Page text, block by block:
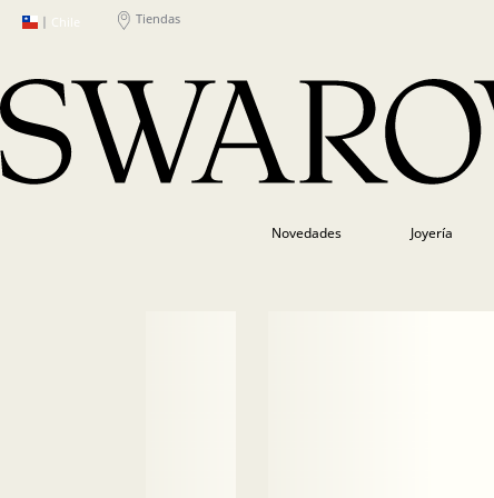
| Chile Tiendas
Novedades Joyería